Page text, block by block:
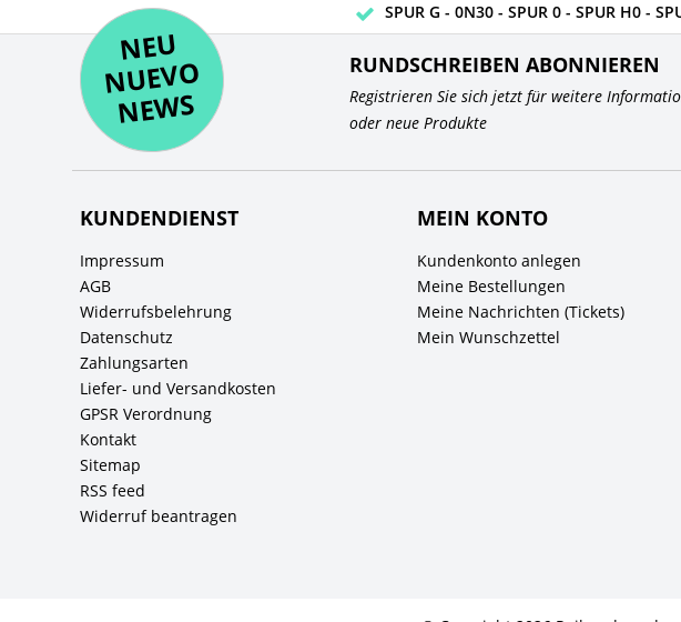
SPUR G - 0N30 - SPUR 0 - SPUR H0 -
NE
U
N
UEV
O
NE
WS
RUNDSCHREIBEN ABONNIEREN
Registrieren Sie sich jetzt für weitere
oder neue Produkte
KUNDENDIENST
Impressum
AGB
Widerrufsbelehrung
Datenschutz
Zahlungsarten
Liefer- und Versandkosten
GPSR Verordnung
Kontakt
Sitemap
RSS feed
Widerruf beantragen
MEIN KONTO
Kundenkonto anlegen
Meine Bestellungen
Meine Nachrichten (Tickets)
Mein Wunschzettel